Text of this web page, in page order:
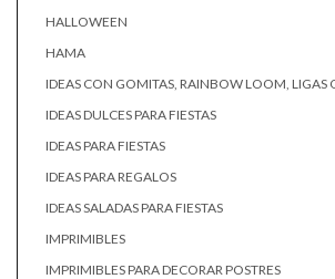
HALLOWEEN
HAMA
IDEAS CON GOMITAS, RAINBOW LOOM, LIGAS
IDEAS DULCES PARA FIESTAS
IDEAS PARA FIESTAS
IDEAS PARA REGALOS
IDEAS SALADAS PARA FIESTAS
IMPRIMIBLES
IMPRIMIBLES PARA DECORAR POSTRES